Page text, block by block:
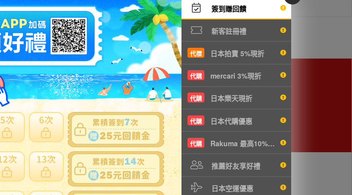
簽到賺回饋
新客註冊禮
代標 日本拍賣 5%現折
代購 mercari 3%現折
代購 日本樂天現折
代購 日本代購優惠
代購 Rakuma 最高10%現折
推薦好友享好禮
日本空運優惠